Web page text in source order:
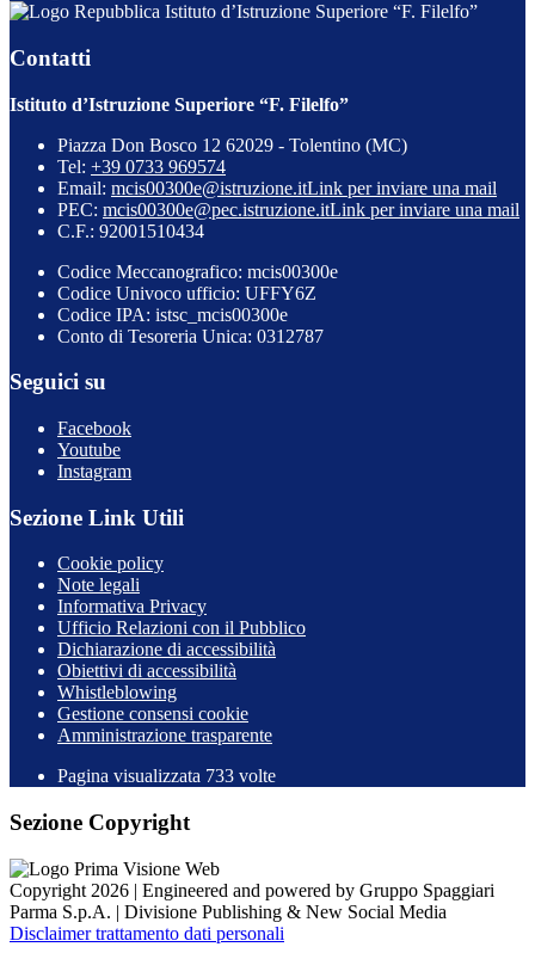
Istituto d’Istruzione Superiore “F. Filelfo”
Contatti
Istituto d’Istruzione Superiore “F. Filelfo”
Piazza Don Bosco 12 62029 - Tolentino (MC)
Tel: +39 0733 969574
Email: mcis00300e@istruzione.itLink per inviare una mail
PEC: mcis00300e@pec.istruzione.itLink per inviare una mail
C.F.: 92001510434
Codice Meccanografico: mcis00300e
Codice Univoco ufficio: UFFY6Z
Codice IPA: istsc_mcis00300e
Conto di Tesoreria Unica: 0312787
Seguici su
Facebook
Youtube
Instagram
Sezione Link Utili
Cookie policy
Note legali
Informativa Privacy
Ufficio Relazioni con il Pubblico
Dichiarazione di accessibilità
Obiettivi di accessibilità
Whistleblowing
Gestione consensi cookie
Amministrazione trasparente
Pagina visualizzata 733 volte
Sezione Copyright
Copyright 2026 | Engineered and powered by Gruppo Spaggiari
Parma S.p.A. | Divisione Publishing & New Social Media
Disclaimer trattamento dati personali